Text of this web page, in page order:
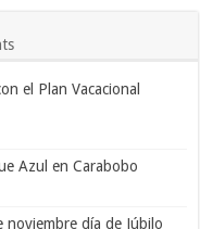
el Plan Vacacional
Azul en Carabobo
día de Júbilo